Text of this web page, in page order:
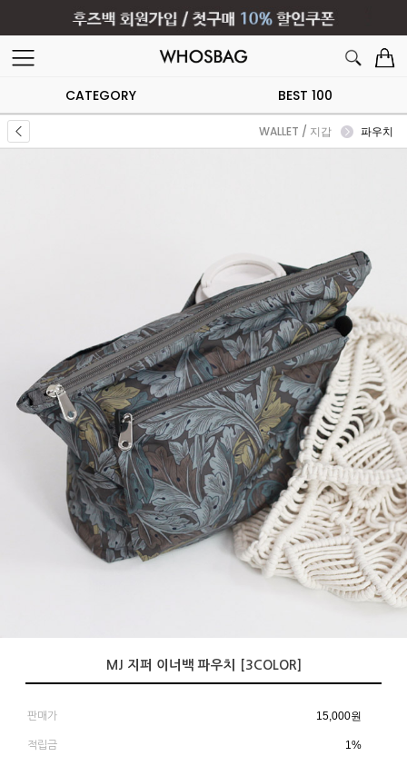
CATEGORY BEST 100
WALLET / 지갑 파우치
MJ 지퍼 이너백 파우치 [3COLOR]
판매가 15,000원
적립금 1%